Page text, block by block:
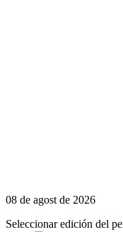
08 de agost de 2026
Seleccionar edición del